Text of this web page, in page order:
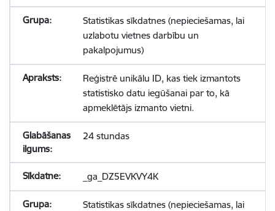
Statistikas sīkdatnes (nepieciešamas, lai
uzlabotu vietnes darbību un
pakalpojumus)
Reģistrē unikālu ID, kas tiek izmantots
statistisko datu iegūšanai par to, kā
apmeklētājs izmanto vietni.
24 stundas
_ga_DZ5EVKVY4K
Statistikas sīkdatnes (nepieciešamas, lai